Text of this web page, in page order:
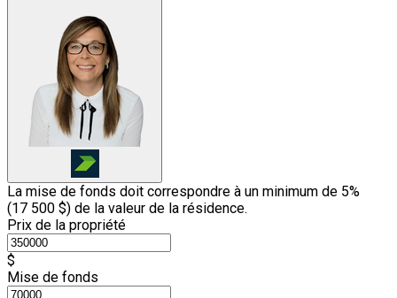
La mise de fonds doit correspondre à un minimum de 5%
(17 500 $) de la valeur de la résidence.
Prix de la propriété
$
Mise de fonds